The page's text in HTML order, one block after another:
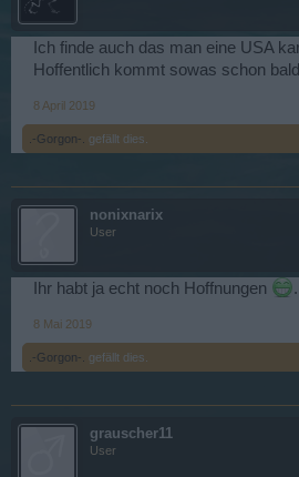
Ich finde auch das man eine USA
Hoffentlich kommt sowas schon
8 April 2019
.-Gorgon-. gefällt dies.
nonixnarix
User
Ihr habt ja echt noch Hoffnungen .
8 Mai 2019
.-Gorgon-. gefällt dies.
grauscher11
User